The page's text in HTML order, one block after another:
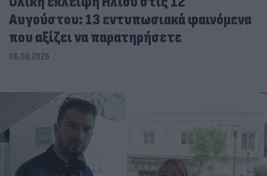
Αυγούστου: 13 εντυπωσιακά φαινόμενα
που αξίζει να παρατηρήσετε
06.08.2026